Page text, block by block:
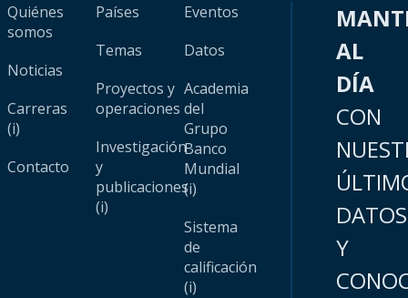
Quiénes
somos
Noticias
Carreras
(i)
Contacto
Países
Temas
Proyectos y
operaciones
Investigación
y
publicaciones
(i)
Eventos
Datos
Academia
del
Grupo
Banco
Mundial
(i)
Sistema
de
calificación
(i)
AL
DÍA
CON
DATOS
Y